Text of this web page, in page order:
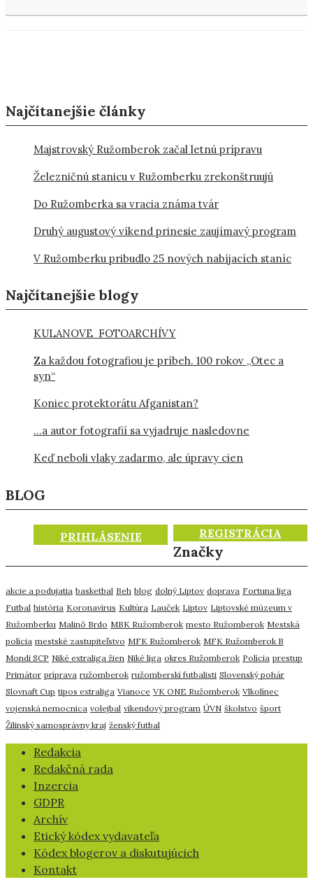
Najčítanejšie články
Majstrovský Ružomberok začal letnú prípravu
Železničnú stanicu v Ružomberku zrekonštruujú
Do Ružomberka sa vracia známa tvár
Druhý augustový víkend prinesie zaujímavý program
V Ružomberku pribudlo 25 nových nabíjacích staníc
Najčítanejšie blogy
KULANOVE FOTOARCHÍVY
Za každou fotografiou je príbeh. 100 rokov „Otec a
syn“
Koniec protektorátu Afganistan?
…a autor fotografií sa vyjadruje nasledovne
Keď neboli vlaky zadarmo, ale úpravy cien
BLOG
PRIHLÁSENIE REGISTRÁCIA
Značky
akcie a podujatia basketbal Beh blog dolný Liptov doprava Fortuna liga
Futbal história Koronavírus Kultúra Lauček Liptov Liptovské múzeum v
Ružomberku Malinô Brdo MBK Ružomberok mesto Ružomberok Mestská
polícia mestské zastupiteľstvo MFK Ružomberok MFK Ružomberok B
Mondi SCP Niké extraliga žien Niké liga okres Ružomberok Polícia prestup
Primátor príprava ružomberok ružomberskí futbalisti Slovenský pohár
Slovnaft Cup tipos extraliga Vianoce VK ONE Ružomberok Vlkolínec
vojenská nemocnica volejbal víkendový program ÚVN školstvo šport
Žilinský samosprávny kraj ženský futbal
​Redakcia
Redakčná rada
Inzercia
GDPR
Archív
Etický kódex vydavateľa
Kódex blogerov a diskutujúcich
Kontakt